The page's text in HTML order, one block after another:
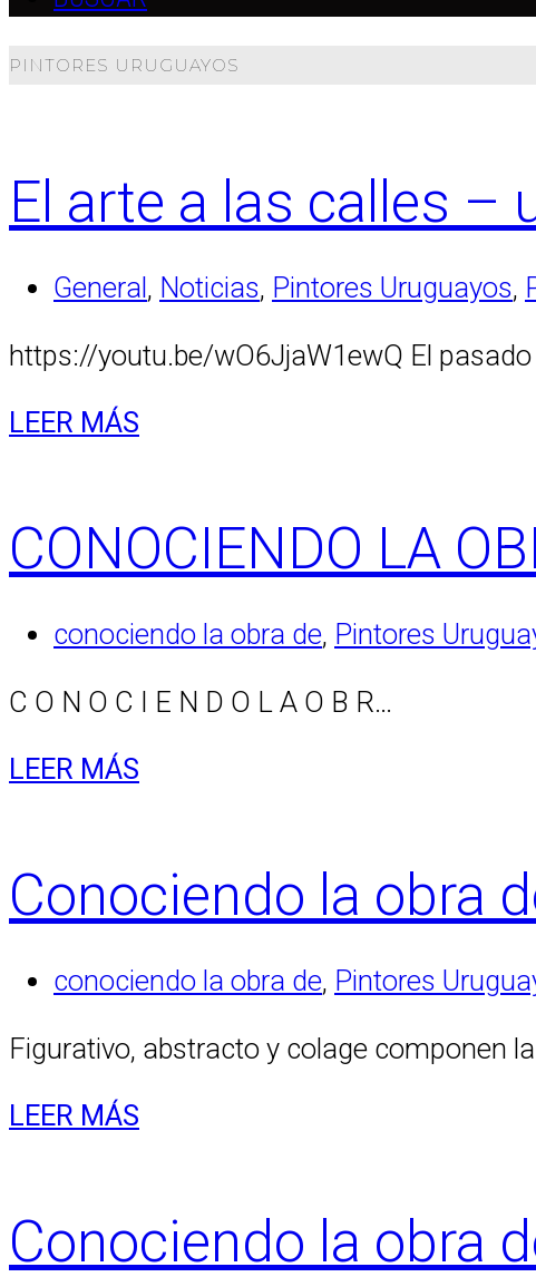
PINTORES URUGUAYOS
El arte a las calles –
General, Noticias, Pintores Uruguayos,
https://youtu.be/wO6JjaW1ewQ El
LEER MÁS
CONOCIENDO LA
conociendo la obra de, Pintores
C O N O C I E N D O L A O B R…
LEER MÁS
Conociendo la obra
conociendo la obra de, Pintores
Figurativo, abstracto y colage componen
LEER MÁS
Conociendo la obra